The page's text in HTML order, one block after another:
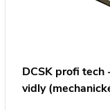
DCSK profi tech
vidly